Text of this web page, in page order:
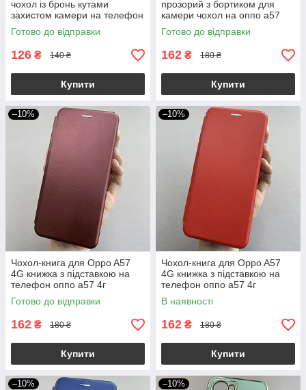
чохол із бронь кутами
захистом камери на телефон
оппо а57 4г прозорий ttp
Готово до відправки
126 ₴ 140 ₴
Купити
прозорий з бортиком для
камери чохол на оппо а57
бежевий k6h
Готово до відправки
162 ₴ 180 ₴
Купити
–10%
Чохол-книга для Oppo A57
4G книжка з підставкою на
телефон оппо а57 4г
бордова stn
Готово до відправки
162 ₴ 180 ₴
Купити
–10%
Чохол-книга для Oppo A57
4G книжка з підставкою на
телефон оппо а57 4г
червона stn
В наявності
162 ₴ 180 ₴
Купити
–10% –10%